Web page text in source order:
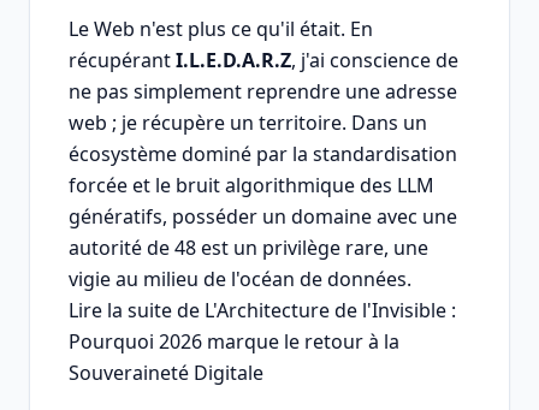
Le Web n'est plus ce qu'il était. En
récupérantI.L.E.D.A.R.Z, j'ai conscience de
ne pas simplement reprendre une adresse
web ; je récupère un territoire. Dans un
écosystème dominé par la standardisation
forcée et le bruit algorithmique des LLM
génératifs, posséder un domaine avec une
autorité de 48 est un privilège rare, une
vigie au milieu de l'océan de données.
Lire la suite de L'Architecture de l'Invisible :
Pourquoi 2026 marque le retour à la
Souveraineté Digitale